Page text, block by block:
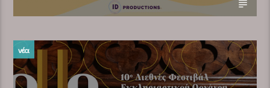
νέα